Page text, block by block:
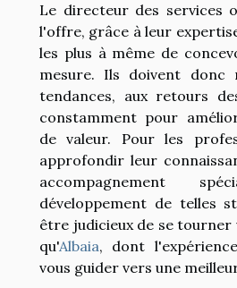
Le directeur des services
l'offre, grâce à leur
les plus à même de
mesure. Ils doivent donc
tendances, aux retours
constamment pour
de valeur. Pour les
approfondir leur
accompagnement
développement de telles
être judicieux de se tourner
qu'Albaia, dont
vous guider vers une